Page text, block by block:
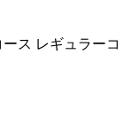
ス レギュラーコ